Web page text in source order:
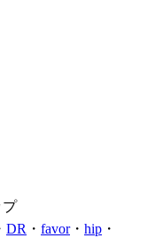
プ
DR ・ favor・ hip ・